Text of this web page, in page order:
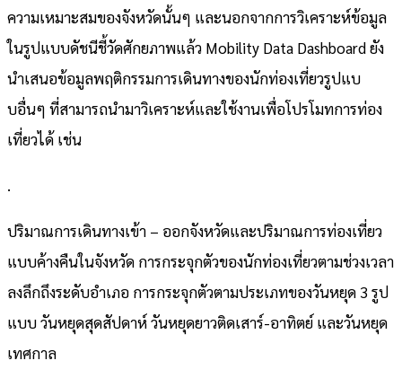
ความเหมาะสมของจังหวัดนั้นๆ และนอกจากการวิเคราะห์ข้อมูล
ในรูปแบบดัชนีชี้วัดศักยภาพแล้ว Mobility Data Dashboard ยัง
นำเสนอข้อมูลพฤติกรรมการเดินทางของนักท่องเที่ยวรูปแบ
บอื่นๆ ที่สามารถนำมาวิเคราะห์และใช้งานเพื่อโปรโมทการท่อง
เที่ยวได้ เช่น
.
ปริมาณการเดินทางเข้า – ออกจังหวัดและปริมาณการท่องเที่ยว
แบบค้างคืนในจังหวัด การกระจุกตัวของนักท่องเที่ยวตามช่วงเวลา
ลงลึกถึงระดับอำเภอ การกระจุกตัวตามประเภทของวันหยุด 3 รูป
แบบ วันหยุดสุดสัปดาห์ วันหยุดยาวติดเสาร์-อาทิตย์ และวันหยุด
เทศกาล